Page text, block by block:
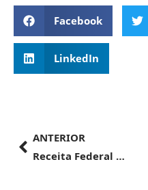
Facebook
LinkedIn
ANTERIOR
Receita Federal e Inmetro realizam operação especial “´Pneus importados´”